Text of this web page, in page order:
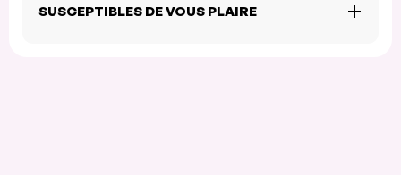
SUSCEPTIBLES DE VOUS PLAIRE